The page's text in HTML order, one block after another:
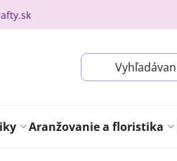
Aranžovanie a floristika